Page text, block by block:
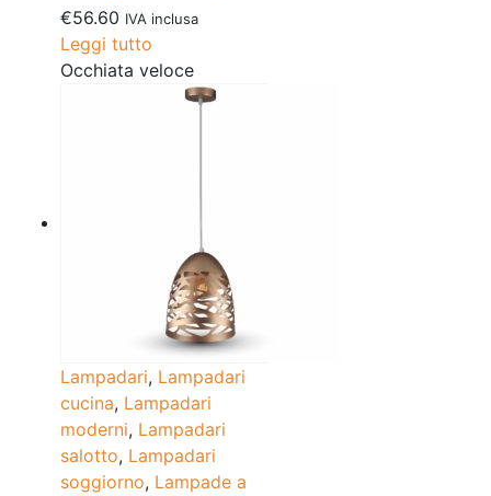
€56.60 IVA inclusa
Leggi tutto
Occhiata veloce
Lampadari, Lampadari
cucina, Lampadari
moderni, Lampadari
salotto, Lampadari
soggiorno, Lampade a